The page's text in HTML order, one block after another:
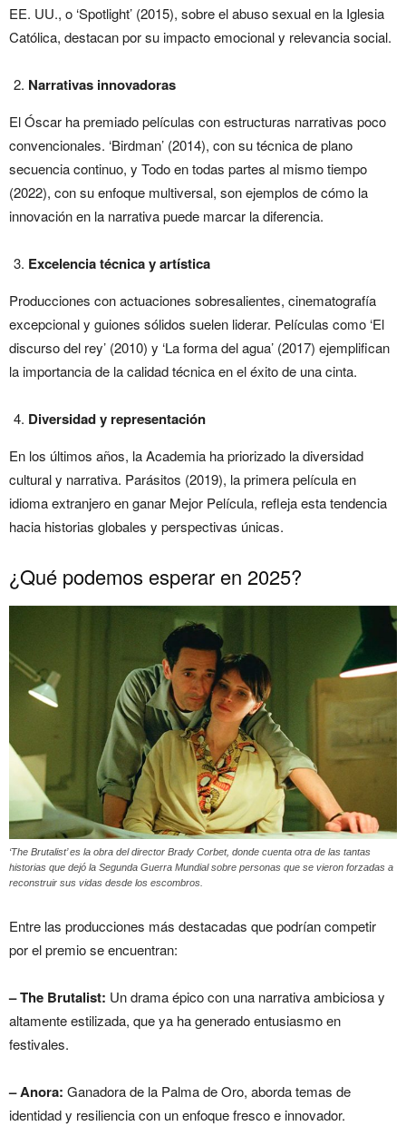
EE. UU., o ‘Spotlight’ (2015), sobre el abuso sexual en la Iglesia
Católica, destacan por su impacto emocional y relevancia social.
Narrativas innovadoras
El Óscar ha premiado películas con estructuras narrativas poco
convencionales. ‘Birdman’ (2014), con su técnica de plano
secuencia continuo, y Todo en todas partes al mismo tiempo
(2022), con su enfoque multiversal, son ejemplos de cómo la
innovación en la narrativa puede marcar la diferencia.
Excelencia técnica y artística
Producciones con actuaciones sobresalientes, cinematografía
excepcional y guiones sólidos suelen liderar. Películas como ‘El
discurso del rey’ (2010) y ‘La forma del agua’ (2017) ejemplifican
la importancia de la calidad técnica en el éxito de una cinta.
Diversidad y representación
En los últimos años, la Academia ha priorizado la diversidad
cultural y narrativa. Parásitos (2019), la primera película en
idioma extranjero en ganar Mejor Película, refleja esta tendencia
hacia historias globales y perspectivas únicas.
¿Qué podemos esperar en 2025?
‘The Brutalist’ es la obra del director Brady Corbet, donde cuenta otra de las tantas
historias que dejó la Segunda Guerra Mundial sobre personas que se vieron forzadas a
reconstruir sus vidas desde los escombros.
Entre las producciones más destacadas que podrían competir
por el premio se encuentran:
– The Brutalist: Un drama épico con una narrativa ambiciosa y
altamente estilizada, que ya ha generado entusiasmo en
festivales.
– Anora: Ganadora de la Palma de Oro, aborda temas de
identidad y resiliencia con un enfoque fresco e innovador.